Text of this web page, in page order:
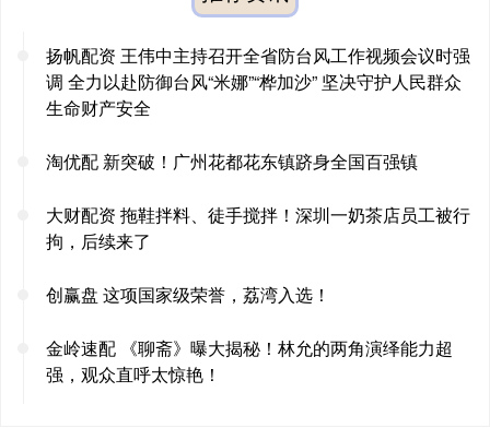
扬帆配资 王伟中主持召开全省防台风工作视频会议时强
调 全力以赴防御台风“米娜”“桦加沙” 坚决守护人民群众
生命财产安全
淘优配 新突破！广州花都花东镇跻身全国百强镇
大财配资 拖鞋拌料、徒手搅拌！深圳一奶茶店员工被行
拘，后续来了
创赢盘 这项国家级荣誉，荔湾入选！
金岭速配 《聊斋》曝大揭秘！林允的两角演绎能力超
强，观众直呼太惊艳！